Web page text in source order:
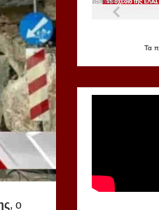
, ο
Τα